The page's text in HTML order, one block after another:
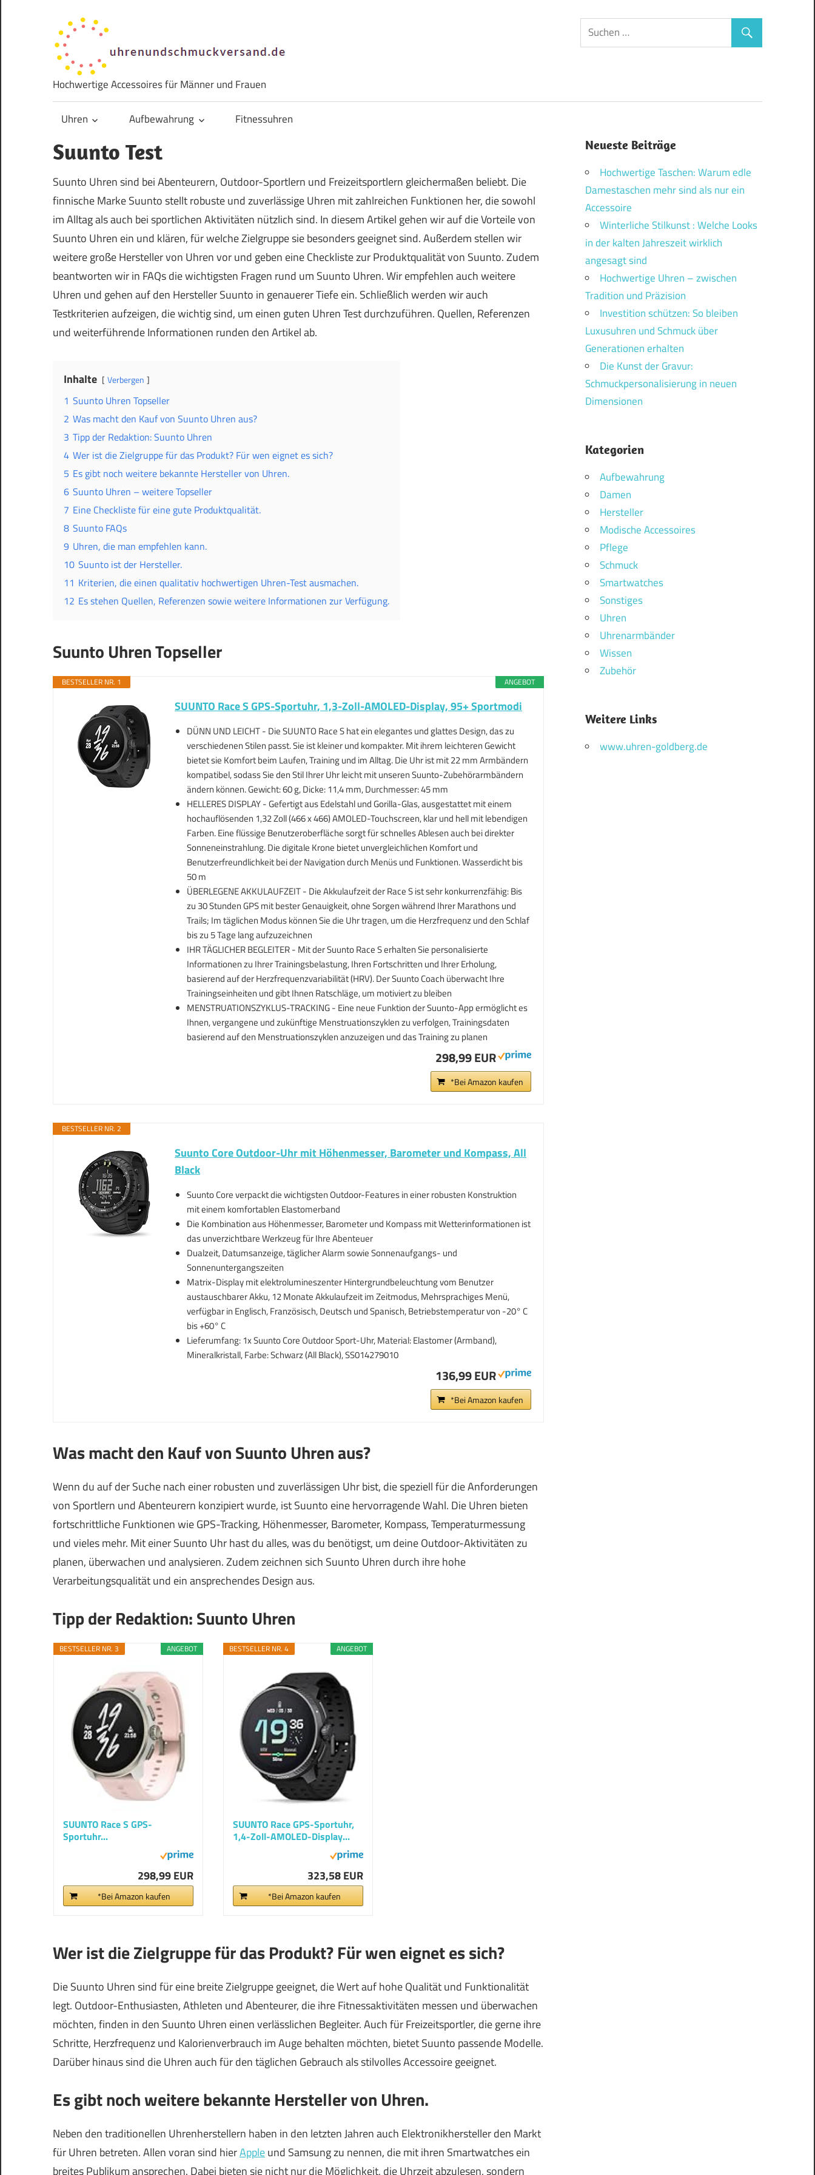
Inhalt
springen
Schmuck
Hochwertige Accessoires für Männer und Frauen
Uhren Aufbewahrung Fitnessuhren
Suunto Test
Suunto Uhren sind bei Abenteurern, Outdoor-Sportlern und Freizeitsportlern gleichermaßen beliebt. Die
finnische Marke Suunto stellt robuste und zuverlässige Uhren mit zahlreichen Funktionen her, die sowohl
im Alltag als auch bei sportlichen Aktivitäten nützlich sind. In diesem Artikel gehen wir auf die Vorteile von
Suunto Uhren ein und klären, für welche Zielgruppe sie besonders geeignet sind. Außerdem stellen wir
weitere große Hersteller von Uhren vor und geben eine Checkliste zur Produktqualität von Suunto. Zudem
beantworten wir in FAQs die wichtigsten Fragen rund um Suunto Uhren. Wir empfehlen auch weitere
Uhren und gehen auf den Hersteller Suunto in genauerer Tiefe ein. Schließlich werden wir auch
Testkriterien aufzeigen, die wichtig sind, um einen guten Uhren Test durchzuführen. Quellen, Referenzen
und weiterführende Informationen runden den Artikel ab.
Inhalte Verbergen
1 Suunto Uhren Topseller
2 Was macht den Kauf von Suunto Uhren aus?
3 Tipp der Redaktion: Suunto Uhren
4 Wer ist die Zielgruppe für das Produkt? Für wen eignet es sich?
5 Es gibt noch weitere bekannte Hersteller von Uhren.
6 Suunto Uhren – weitere Topseller
7 Eine Checkliste für eine gute Produktqualität.
8 Suunto FAQs
9 Uhren, die man empfehlen kann.
10 Suunto ist der Hersteller.
11 Kriterien, die einen qualitativ hochwertigen Uhren-Test ausmachen.
12 Es stehen Quellen, Referenzen sowie weitere Informationen zur Verfügung.
Suunto Uhren Topseller
ANGEBOT
BESTSELLER NR. 1
SUUNTO Race S GPS-Sportuhr, 1,3-Zoll-AMOLED-Display, 95+ Sportmodi
DÜNN UND LEICHT - Die SUUNTO Race S hat ein elegantes und glattes Design, das zu
verschiedenen Stilen passt. Sie ist kleiner und kompakter. Mit ihrem leichteren Gewicht
bietet sie Komfort beim Laufen, Training und im Alltag. Die Uhr ist mit 22 mm Armbändern
kompatibel, sodass Sie den Stil Ihrer Uhr leicht mit unseren Suunto-Zubehörarmbändern
ändern können. Gewicht: 60 g, Dicke: 11,4 mm, Durchmesser: 45 mm
HELLERES DISPLAY - Gefertigt aus Edelstahl und Gorilla-Glas, ausgestattet mit einem
hochauflösenden 1,32 Zoll (466 x 466) AMOLED-Touchscreen, klar und hell mit lebendigen
Farben. Eine flüssige Benutzeroberfläche sorgt für schnelles Ablesen auch bei direkter
Sonneneinstrahlung. Die digitale Krone bietet unvergleichlichen Komfort und
Benutzerfreundlichkeit bei der Navigation durch Menüs und Funktionen. Wasserdicht bis
50 m
ÜBERLEGENE AKKULAUFZEIT - Die Akkulaufzeit der Race S ist sehr konkurrenzfähig: Bis
zu 30 Stunden GPS mit bester Genauigkeit, ohne Sorgen während Ihrer Marathons und
Trails; Im täglichen Modus können Sie die Uhr tragen, um die Herzfrequenz und den Schlaf
bis zu 5 Tage lang aufzuzeichnen
IHR TÄGLICHER BEGLEITER - Mit der Suunto Race S erhalten Sie personalisierte
Informationen zu Ihrer Trainingsbelastung, Ihren Fortschritten und Ihrer Erholung,
basierend auf der Herzfrequenzvariabilität (HRV). Der Suunto Coach überwacht Ihre
Trainingseinheiten und gibt Ihnen Ratschläge, um motiviert zu bleiben
MENSTRUATIONSZYKLUS-TRACKING - Eine neue Funktion der Suunto-App ermöglicht es
Ihnen, vergangene und zukünftige Menstruationszyklen zu verfolgen, Trainingsdaten
basierend auf den Menstruationszyklen anzuzeigen und das Training zu planen
298,99 EUR
*Bei Amazon kaufen
BESTSELLER NR. 2
Suunto Core Outdoor-Uhr mit Höhenmesser, Barometer und Kompass, All
Black
Suunto Core verpackt die wichtigsten Outdoor-Features in einer robusten Konstruktion
mit einem komfortablen Elastomerband
Die Kombination aus Höhenmesser, Barometer und Kompass mit Wetterinformationen ist
das unverzichtbare Werkzeug für Ihre Abenteuer
Dualzeit, Datumsanzeige, täglicher Alarm sowie Sonnenaufgangs- und
Sonnenuntergangszeiten
Matrix-Display mit elektrolumineszenter Hintergrundbeleuchtung vom Benutzer
austauschbarer Akku, 12 Monate Akkulaufzeit im Zeitmodus, Mehrsprachiges Menü,
verfügbar in Englisch, Französisch, Deutsch und Spanisch, Betriebstemperatur von -20° C
bis +60° C
Lieferumfang: 1x Suunto Core Outdoor Sport-Uhr, Material: Elastomer (Armband),
Mineralkristall, Farbe: Schwarz (All Black), SS014279010
136,99 EUR
*Bei Amazon kaufen
Was macht den Kauf von Suunto Uhren aus?
Wenn du auf der Suche nach einer robusten und zuverlässigen Uhr bist, die speziell für die Anforderungen
von Sportlern und Abenteurern konzipiert wurde, ist Suunto eine hervorragende Wahl. Die Uhren bieten
fortschrittliche Funktionen wie GPS-Tracking, Höhenmesser, Barometer, Kompass, Temperaturmessung
und vieles mehr. Mit einer Suunto Uhr hast du alles, was du benötigst, um deine Outdoor-Aktivitäten zu
planen, überwachen und analysieren. Zudem zeichnen sich Suunto Uhren durch ihre hohe
Verarbeitungsqualität und ein ansprechendes Design aus.
Tipp der Redaktion: Suunto Uhren
ANGEBOT
BESTSELLER NR. 3
SUUNTO Race S GPS-
Sportuhr...
298,99 EUR
*Bei Amazon kaufen
ANGEBOT
BESTSELLER NR. 4
SUUNTO Race GPS-Sportuhr,
1,4-Zoll-AMOLED-Display...
323,58 EUR
*Bei Amazon kaufen
Wer ist die Zielgruppe für das Produkt? Für wen eignet es sich?
Die Suunto Uhren sind für eine breite Zielgruppe geeignet, die Wert auf hohe Qualität und Funktionalität
legt. Outdoor-Enthusiasten, Athleten und Abenteurer, die ihre Fitnessaktivitäten messen und überwachen
möchten, finden in den Suunto Uhren einen verlässlichen Begleiter. Auch für Freizeitsportler, die gerne ihre
Schritte, Herzfrequenz und Kalorienverbrauch im Auge behalten möchten, bietet Suunto passende Modelle.
Darüber hinaus sind die Uhren auch für den täglichen Gebrauch als stilvolles Accessoire geeignet.
Es gibt noch weitere bekannte Hersteller von Uhren.
Neben den traditionellen Uhrenherstellern haben in den letzten Jahren auch Elektronikhersteller den Markt
für Uhren betreten. Allen voran sind hierAppleund Samsung zu nennen, die mit ihren Smartwatches ein
breites Publikum ansprechen. Dabei bieten sie nicht nur die Möglichkeit, die Uhrzeit abzulesen, sondern
Neueste Beiträge
Hochwertige Taschen: Warum edle
Damestaschen mehr sind als nur ein
Accessoire
Winterliche Stilkunst : Welche Looks
in der kalten Jahreszeit wirklich
angesagt sind
Hochwertige Uhren – zwischen
Tradition und Präzision
Investition schützen: So bleiben
Luxusuhren und Schmuck über
Generationen erhalten
Die Kunst der Gravur:
Schmuckpersonalisierung in neuen
Dimensionen
Kategorien
Aufbewahrung
Damen
Hersteller
Modische Accessoires
Pflege
Schmuck
Smartwatches
Sonstiges
Uhren
Uhrenarmbänder
Wissen
Zubehör
Weitere Links
www.uhren-goldberg.de